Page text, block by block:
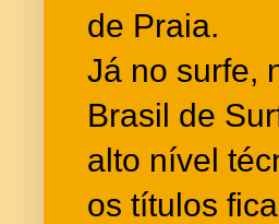
de Praia.
Já no surfe,
Brasil de
alto nível
os títulos